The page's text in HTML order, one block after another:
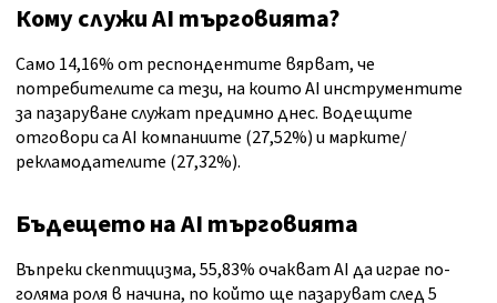
Кому служи AI търговията?
Само 14,16% от респондентите вярват, че
потребителите са тези, на които AI инструментите
за пазаруване служат предимно днес. Водещите
отговори са AI компаниите (27,52%) и марките/
рекламодателите (27,32%).
Бъдещето на AI търговията
Въпреки скептицизма, 55,83% очакват AI да играе по-
голяма роля в начина, по който ще пазаруват след 5